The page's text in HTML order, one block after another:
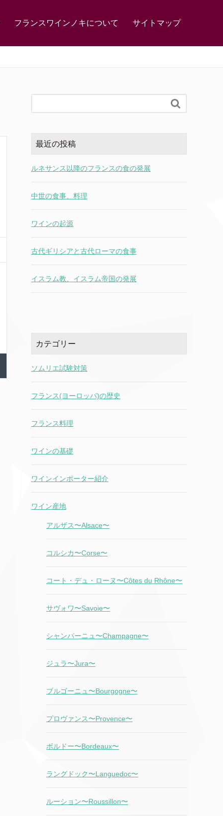
フランスワインノキについて サイトマップ

最近の投稿
ルネサンス以降のフランスの食の発展
中世の食事、料理
ワインの起源
古代ギリシアと古代ローマの食事
イスラム教、イスラム帝国の発展
カテゴリー
ソムリエ試験対策
フランス(ヨーロッパ)の歴史
フランス料理
ワインの基礎
ワインインポーター紹介
ワイン産地
アルザス〜Alsace〜
コルシカ〜Corse〜
コート・デュ・ローヌ〜Côtes du Rhône〜
サヴォワ〜Savoie〜
シャンパーニュ〜Champagne〜
ジュラ〜Jura〜
ブルゴーニュ〜Bourgogne〜
プロヴァンス〜Provence〜
ボルドー〜Bordeaux〜
ラングドック〜Languedoc〜
ルーション〜Roussillon〜